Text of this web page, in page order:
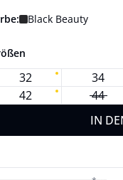
Black Beauty
32 34
42
44
IN